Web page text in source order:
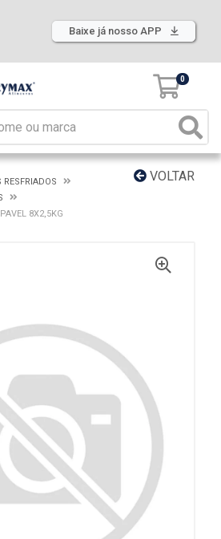
Baixe já nosso APP
0
VOLTAR
8X2,5KG